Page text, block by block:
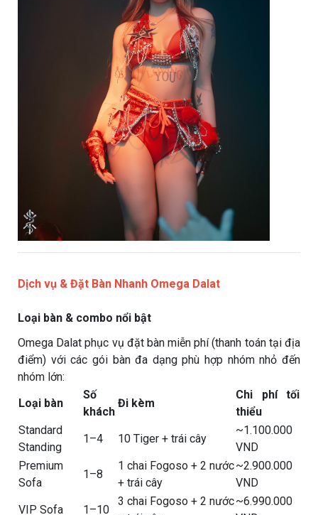
Dịch vụ & Đặt Bàn Nhanh Omega Dalat
Loại bàn & combo nổi bật
Omega Dalat phục vụ đặt bàn miễn phí (thanh toán tại địa
điểm) với các gói bàn đa dạng phù hợp nhóm nhỏ đến
nhóm lớn:
Loại bàn
Số
khách
Đi kèm
Chi phí tối
thiểu
Standard
Standing
1–4 10 Tiger + trái cây
~1.100.000
VND
Premium
Sofa
1–8
1 chai Fogoso + 2 nước
+ trái cây
~2.900.000
VND
VIP Sofa
1–10
3 chai Fogoso + 2 nước~6.990.000